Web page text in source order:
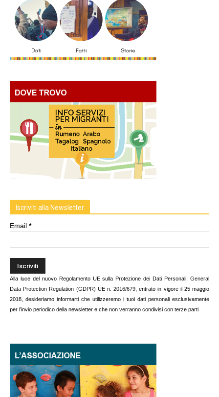
Iscriviti alla Newsletter
Email *
Alla luce del nuovo Regolamento UE sulla Protezione dei Dati Personali, General
Data Protection Regulation (GDPR) UE n. 2016/679 , entrato in vigore il 25 maggio
2018, desideriamo informarti che utilizzeremo i tuoi dati personali esclusivamente
per l’invio periodico della newsletter e che non verranno condivisi con terze parti